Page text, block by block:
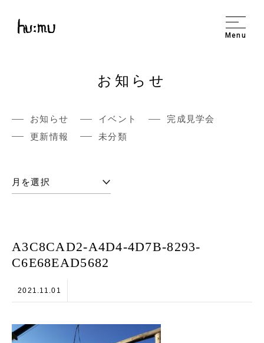
Menu
お知らせ
お知らせ イベント
完成見学会
更新情報
未分類
A3C8CAD2-A4D4-4D7B-8293-
C6E68EAD5682
2021.11.01